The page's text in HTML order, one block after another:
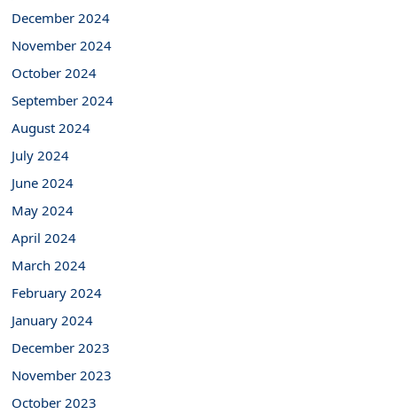
December 2024
November 2024
October 2024
September 2024
August 2024
July 2024
June 2024
May 2024
April 2024
March 2024
February 2024
January 2024
December 2023
November 2023
October 2023